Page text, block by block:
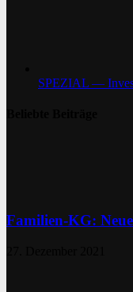
SPEZIAL —
Familien-KG: